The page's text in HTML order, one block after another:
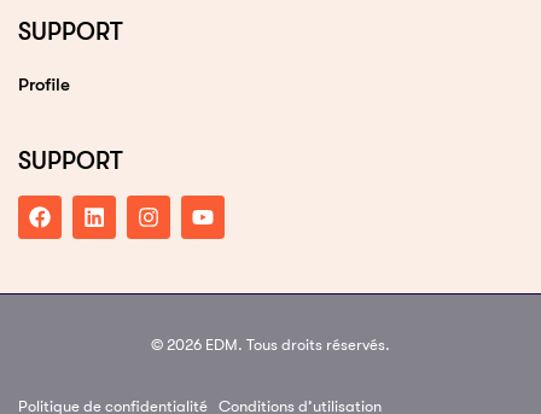
SUPPORT
Profile
SUPPORT
© 2026 EDM. Tous droits réservés.
Politique de confidentialité Conditions d’utilisation